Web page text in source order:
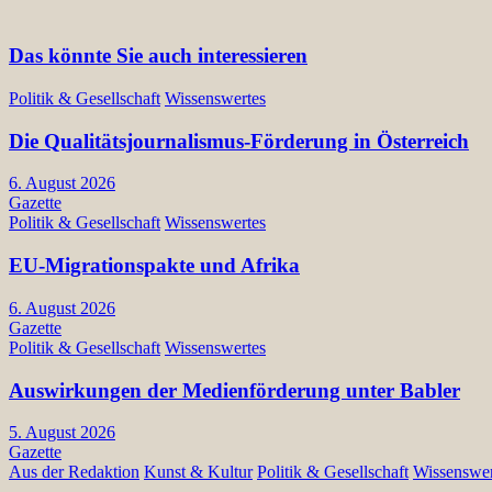
Das könnte Sie auch interessieren
Politik & Gesellschaft Wissenswertes
Die Qualitätsjournalismus-Förderung in Österreich
6. August 2026
Gazette
Politik & Gesellschaft Wissenswertes
EU-Migrationspakte und Afrika
6. August 2026
Gazette
Politik & Gesellschaft Wissenswertes
Auswirkungen der Medienförderung unter Babler
5. August 2026
Gazette
Aus der Redaktion Kunst & Kultur Politik & Gesellschaft